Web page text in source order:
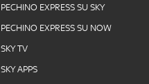
PECHINO EXPRESS SU SKY
PECHINO EXPRESS SU NOW
SKY TV
SKY APPS